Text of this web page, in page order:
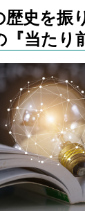
歴史を振
『当たり